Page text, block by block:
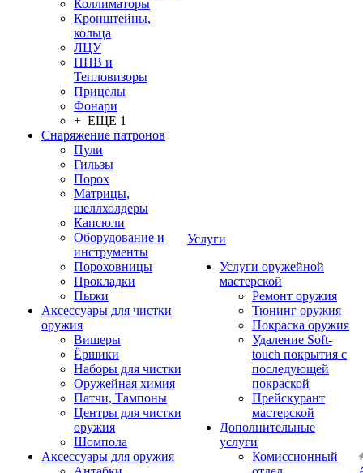
Коллиматоры
Кронштейны,
кольца
ЛЦУ
ПНВ и
Тепловизоры
Прицелы
Фонари
+ ЕЩЕ 1
Снаряжение патронов
Пули
Гильзы
Порох
Матрицы,
шеллхолдеры
Капсюли
Оборудование и
инструменты
Пороховницы
Прокладки
Пыжи
Аксессуары для чистки
оружия
Вишеры
Ёршики
Наборы для чистки
Оружейная химия
Патчи, Тампоны
Центры для чистки
оружия
Шомпола
Аксессуары для оружия
Услуги
Услуги оружейной
мастерской
Ремонт оружия
Тюнинг оружия
Покраска оружия
Удаление Soft-
touch покрытия с
последующей
покраской
Прейскурант
мастерской
Дополнительные
услуги
Комиссионный